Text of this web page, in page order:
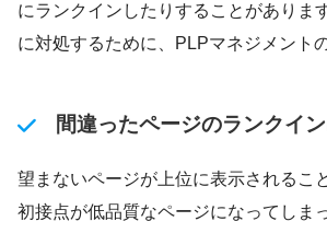
にランクインしたりすることがありま
に対処するために、PLPマネジメント
間違ったページのランクイ
望まないページが上位に表示されるこ
初接点が低品質なページになってしま